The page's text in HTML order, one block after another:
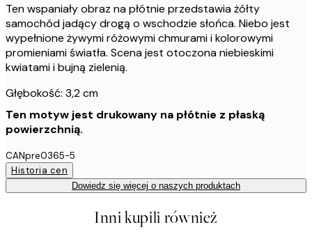
Ten wspaniały obraz na płótnie przedstawia żółty
samochód jadący drogą o wschodzie słońca. Niebo jest
wypełnione żywymi różowymi chmurami i kolorowymi
promieniami światła. Scena jest otoczona niebieskimi
kwiatami i bujną zielenią.
Głębokość: 3,2 cm
Ten motyw jest drukowany na płótnie z płaską
powierzchnią.
CANpre0365-5
Historia cen
Dowiedz się więcej o naszych produktach
Inni kupili również